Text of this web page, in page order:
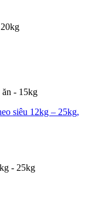
ăn - 15kg
- 25kg